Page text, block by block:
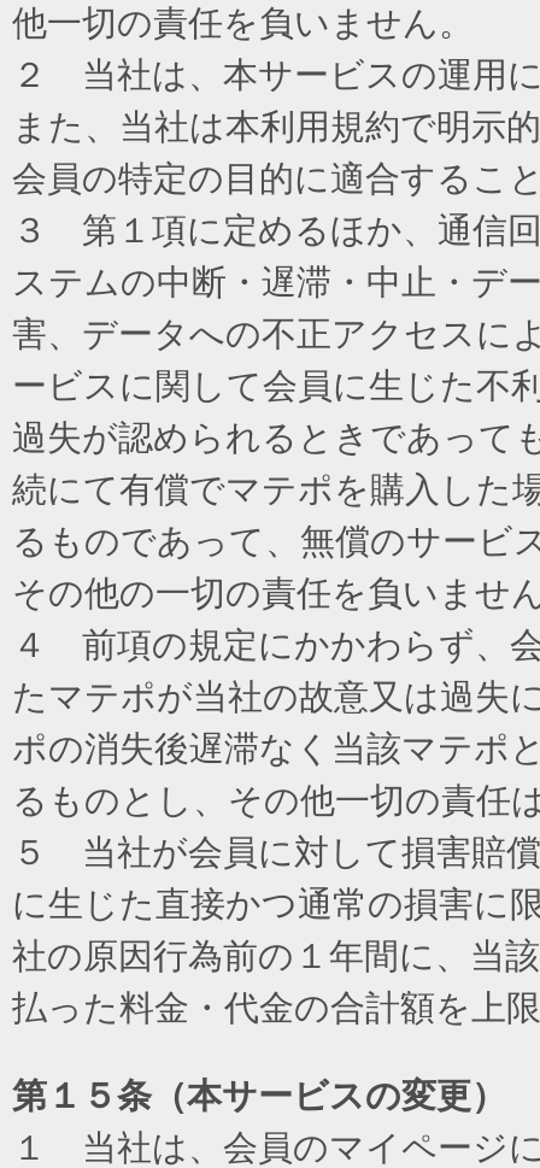
他一切の責任を負いません。
２ 当社は、本サービスの運用
また、当社は本利用規約で明示
会員の特定の目的に適合するこ
３ 第１項に定めるほか、通信
ステムの中断・遅滞・中止・デ
害、データへの不正アクセスに
ービスに関して会員に生じた不
過失が認められるときであって
続にて有償でマテポを購入した
るものであって、無償のサービ
その他の一切の責任を負いませ
４ 前項の規定にかかわらず、
たマテポが当社の故意又は過失
ポの消失後遅滞なく当該マテポ
るものとし、その他一切の責任
５ 当社が会員に対して損害賠
に生じた直接かつ通常の損害に
社の原因行為前の１年間に、当
払った料金・代金の合計額を上
第１５条（本サービスの変更）
１ 当社は、会員のマイページ